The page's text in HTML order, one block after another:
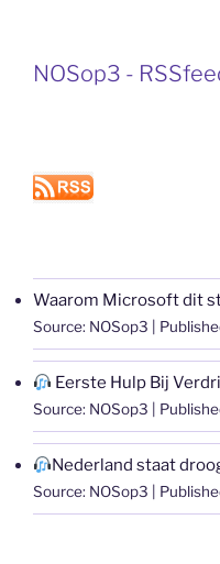
NOSop3 -
Waarom Microsoft dit
Source: NOSop3
Eerste Hulp Bij
Source: NOSop3
Nederland staat
Source: NOSop3